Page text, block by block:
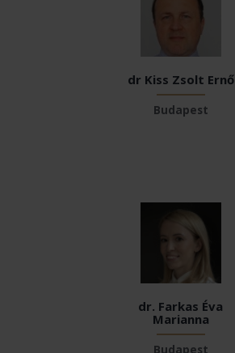
dr Kiss Zsolt Ernő
Budapest
dr. Farkas Éva
Marianna
Budapest